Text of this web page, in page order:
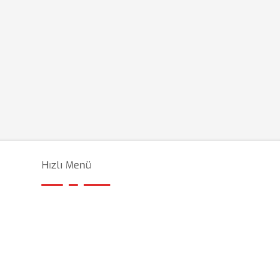
Hızlı Menü